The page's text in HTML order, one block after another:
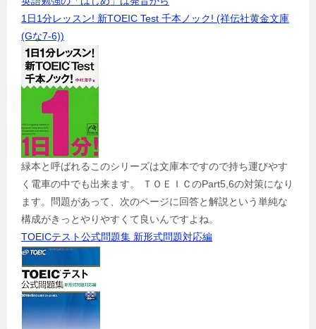
1日1分レッスン! 新TOEIC Test 千本ノック! (祥伝社黄金文庫
(Gな7-6))
緑本と呼ばれるこのシリーズは文庫本ですので持ち運びやす
く電車の中でも出来ます。 ＴＯＥＩＣのPart5,6の対策になり
ます。問題があって、次のページに回答と解説という単純な
構成がきっとやりやすくて良いんですよね。
TOEICテスト公式問題集 新形式問題対応編